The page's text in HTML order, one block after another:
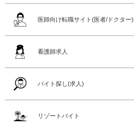
医師向け転職サイト(医者/ドクター)
看護師求人
バイト探し(求人)
リゾートバイト